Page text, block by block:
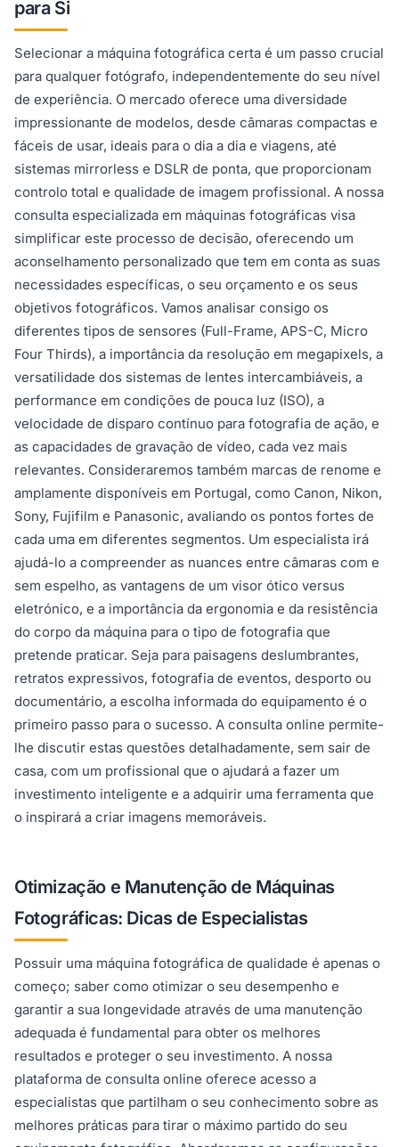
para Si
Selecionar a máquina fotográfica certa é um passo crucial
para qualquer fotógrafo, independentemente do seu nível
de experiência. O mercado oferece uma diversidade
impressionante de modelos, desde câmaras compactas e
fáceis de usar, ideais para o dia a dia e viagens, até
sistemas mirrorless e DSLR de ponta, que proporcionam
controlo total e qualidade de imagem profissional. A nossa
consulta especializada em máquinas fotográficas visa
simplificar este processo de decisão, oferecendo um
aconselhamento personalizado que tem em conta as suas
necessidades específicas, o seu orçamento e os seus
objetivos fotográficos. Vamos analisar consigo os
diferentes tipos de sensores (Full-Frame, APS-C, Micro
Four Thirds), a importância da resolução em megapixels, a
versatilidade dos sistemas de lentes intercambiáveis, a
performance em condições de pouca luz (ISO), a
velocidade de disparo contínuo para fotografia de ação, e
as capacidades de gravação de vídeo, cada vez mais
relevantes. Consideraremos também marcas de renome e
amplamente disponíveis em Portugal, como Canon, Nikon,
Sony, Fujifilm e Panasonic, avaliando os pontos fortes de
cada uma em diferentes segmentos. Um especialista irá
ajudá-lo a compreender as nuances entre câmaras com e
sem espelho, as vantagens de um visor ótico versus
eletrónico, e a importância da ergonomia e da resistência
do corpo da máquina para o tipo de fotografia que
pretende praticar. Seja para paisagens deslumbrantes,
retratos expressivos, fotografia de eventos, desporto ou
documentário, a escolha informada do equipamento é o
primeiro passo para o sucesso. A consulta online permite-
lhe discutir estas questões detalhadamente, sem sair de
casa, com um profissional que o ajudará a fazer um
investimento inteligente e a adquirir uma ferramenta que
o inspirará a criar imagens memoráveis.
Otimização e Manutenção de Máquinas
Fotográficas: Dicas de Especialistas
Possuir uma máquina fotográfica de qualidade é apenas o
começo; saber como otimizar o seu desempenho e
garantir a sua longevidade através de uma manutenção
adequada é fundamental para obter os melhores
resultados e proteger o seu investimento. A nossa
plataforma de consulta online oferece acesso a
especialistas que partilham o seu conhecimento sobre as
melhores práticas para tirar o máximo partido do seu